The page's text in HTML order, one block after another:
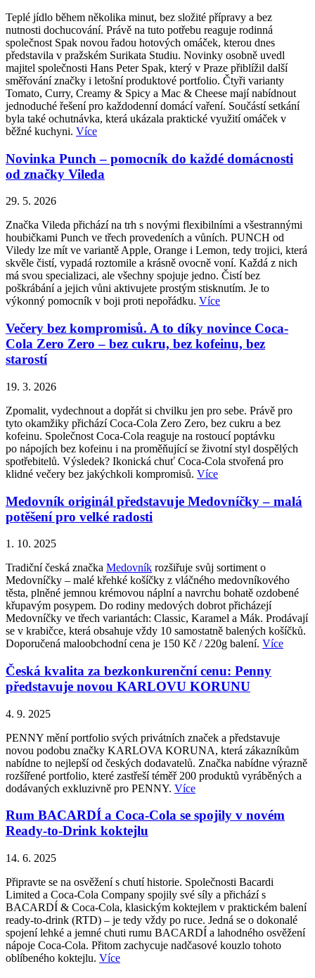
Teplé jídlo během několika minut, bez složité přípravy a bez
nutnosti dochucování. Právě na tuto potřebu reaguje rodinná
společnost Spak novou řadou hotových omáček, kterou dnes
představila v pražském Surikata Studiu. Novinky osobně uvedl
majitel společnosti Hans Peter Spak, který v Praze přiblížil další
směřování značky i letošní produktové portfolio. Čtyři varianty
Tomato, Curry, Creamy & Spicy a Mac & Cheese mají nabídnout
jednoduché řešení pro každodenní domácí vaření. Součástí setkání
byla také ochutnávka, která ukázala praktické využití omáček v
běžné kuchyni. Více
Novinka Punch – pomocník do každé domácnosti
od značky Vileda
29. 5. 2026
Značka Vileda přichází na trh s novými flexibilními a všestrannými
houbičkami Punch ve třech provedeních a vůních. PUNCH od
Viledy lze mít ve variantě Apple, Orange i Lemon, tedy trojici, která
skvěle čistí, vypadá roztomile a krásně ovocně voní. Každá z nich
má svou specializaci, ale všechny spojuje jedno. Čistí bez
poškrábání a jejich vůni aktivujete prostým stisknutím. Je to
výkonný pomocník v boji proti nepořádku. Více
Večery bez kompromisů. A to díky novince Coca-
Cola Zero Zero – bez cukru, bez kofeinu, bez
starostí
19. 3. 2026
Zpomalit, vydechnout a dopřát si chvilku jen pro sebe. Právě pro
tyto okamžiky přichází Coca-Cola Zero Zero, bez cukru a bez
kofeinu. Společnost Coca-Cola reaguje na rostoucí poptávku
po nápojích bez kofeinu i na proměňující se životní styl dospělých
spotřebitelů. Výsledek? Ikonická chuť Coca-Cola stvořená pro
klidné večery bez jakýchkoli kompromisů. Více
Medovník originál představuje Medovníčky – malá
potěšení pro velké radosti
1. 10. 2025
Tradiční česká značka Medovník rozšiřuje svůj sortiment o
Medovníčky – malé křehké košíčky z vláčného medovníkového
těsta, plněné jemnou krémovou náplní a navrchu bohatě ozdobené
křupavým posypem. Do rodiny medových dobrot přicházejí
Medovníčky ve třech variantách: Classic, Karamel a Mák. Prodávají
se v krabičce, která obsahuje vždy 10 samostatně balených košíčků.
Doporučená maloobchodní cena je 150 Kč / 220g balení. Více
Česká kvalita za bezkonkurenční cenu: Penny
představuje novou KARLOVU KORUNU
4. 9. 2025
PENNY mění portfolio svých privátních značek a představuje
novou podobu značky KARLOVA KORUNA, která zákazníkům
nabídne to nejlepší od českých dodavatelů. Značka nabídne výrazně
rozšířené portfolio, které zastřeší téměř 200 produktů vyráběných a
dodávaných exkluzivně pro PENNY. Více
Rum BACARDÍ a Coca-Cola se spojily v novém
Ready-to-Drink koktejlu
14. 6. 2025
Připravte se na osvěžení s chutí historie. Společnosti Bacardi
Limited a Coca-Cola Company spojily své síly a přichází s
BACARDÍ & Coca-Cola, klasickým koktejlem v praktickém balení
ready-to-drink (RTD) – je tedy vždy po ruce. Jedná se o dokonalé
spojení lehké a jemné chuti rumu BACARDÍ a lahodného osvěžení
nápoje Coca-Cola. Přitom zachycuje nadčasové kouzlo tohoto
oblíbeného koktejlu. Více